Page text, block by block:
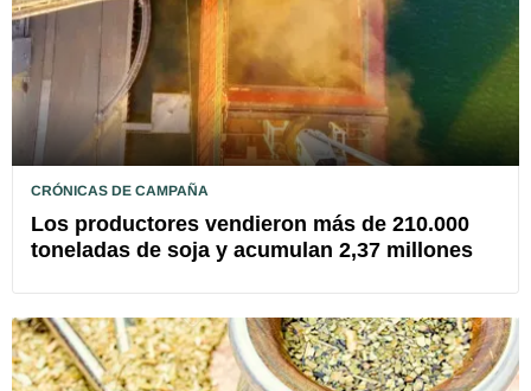
CRÓNICAS DE CAMPAÑA
Los productores vendieron más de 210.000
toneladas de soja y acumulan 2,37 millones